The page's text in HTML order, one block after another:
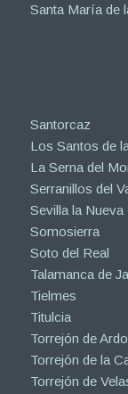
Santa María de
Santorcaz
Los Santos de
La Serna del
Serranillos del
Sevilla la Nueva
Somosierra
Soto del Real
Talamanca de
Tielmes
Titulcia
Torrejón de
Torrejón de la
Torrejón de